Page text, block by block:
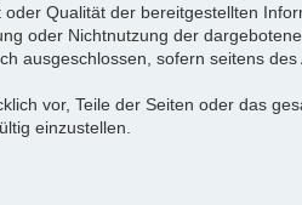
Qualität der bereitgestellten
oder Nichtnutzung der
ausgeschlossen, sofern seitens
vor, Teile der Seiten oder das
einzustellen.